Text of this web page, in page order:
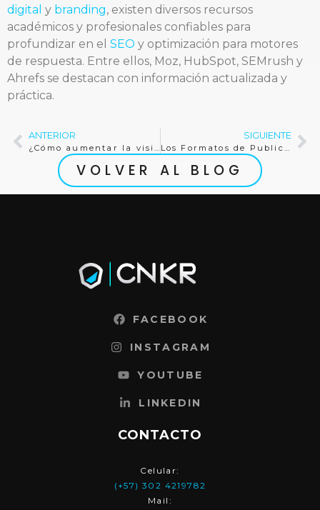
digital y branding, existen diversos recursos
académicos y profesionales confiables para
profundizar en el SEO y optimización para motores
de respuesta. Entre ellos, Moz, HubSpot, SEMrush y
Ahrefs se destacan con información actualizada y
práctica.
ANTERIOR
¿Cómo aumentar la visibilidad en las redes sociales?
SIGUIENTE
Los Formatos de Publicidad Nativa Más Efectivos para 2026
VOLVER AL BLOG
FACEBOOK
INSTAGRAM
YOUTUBE
LINKEDIN
CONTACTO
Celular:
(+57) 302 4219782
Mail: